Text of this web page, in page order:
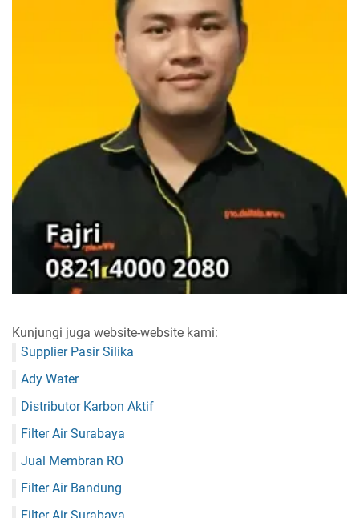
Kunjungi juga website-website kami:
Supplier Pasir Silika
Ady Water
Distributor Karbon Aktif
Filter Air Surabaya
Jual Membran RO
Filter Air Bandung